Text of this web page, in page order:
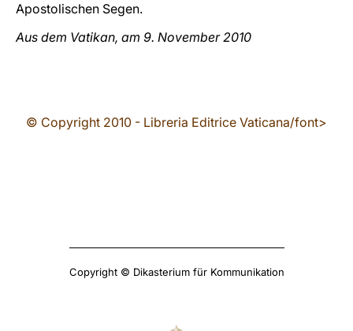
Apostolischen Segen.
Aus dem Vatikan, am 9. November 2010
© Copyright 2010 - Libreria Editrice Vaticana/font>
Copyright © Dikasterium für Kommunikation